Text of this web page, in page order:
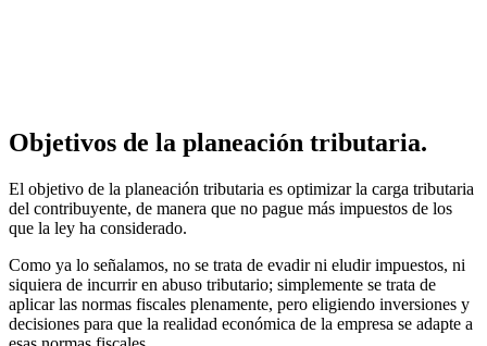
Objetivos de la planeación tributaria.
El objetivo de la planeación tributaria es optimizar la carga tributaria
del contribuyente, de manera que no pague más impuestos de los
que la ley ha considerado.
Como ya lo señalamos, no se trata de evadir ni eludir impuestos, ni
siquiera de incurrir en abuso tributario; simplemente se trata de
aplicar las normas fiscales plenamente, pero eligiendo inversiones y
decisiones para que la realidad económica de la empresa se adapte a